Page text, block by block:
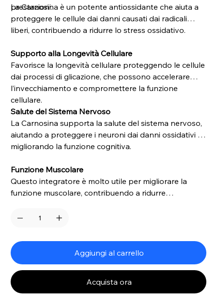
prestazioni.
La Carnosina è un potente antiossidante che aiuta a
proteggere le cellule dai danni causati dai radicali
liberi, contribuendo a ridurre lo stress ossidativo.
Supporto alla Longevità Cellulare
Favorisce la longevità cellulare proteggendo le cellule
dai processi di glicazione, che possono accelerare
l’invecchiamento e compromettere la funzione
cellulare.
Salute del Sistema Nervoso
La Carnosina supporta la salute del sistema nervoso,
aiutando a proteggere i neuroni dai danni ossidativi e
migliorando la funzione cognitiva.
Funzione Muscolare
Questo integratore è molto utile per migliorare la
funzione muscolare, contribuendo a ridurre
dopo l’esercizio fisico.
Aggiungi al carrello
Acquista ora